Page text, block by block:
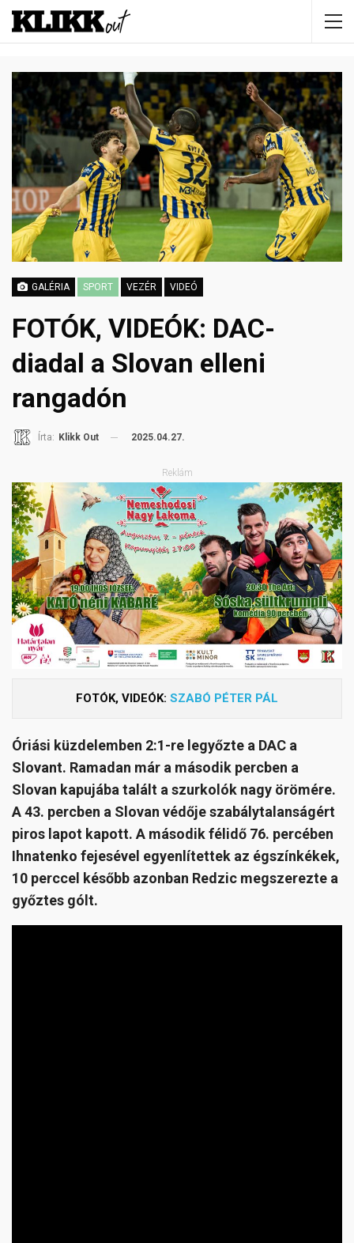
GALÉRIA SPORT VEZÉR VIDEÓ
FOTÓK, VIDEÓK: DAC-
diadal a Slovan elleni
rangadón
Írta: Klikk Out 2025.04.27.
Reklám
FOTÓK, VIDEÓK: SZABÓ PÉTER PÁL
Óriási küzdelemben 2:1-re legyőzte a DAC a
Slovant. Ramadan már a második percben a
Slovan kapujába talált a szurkolók nagy örömére.
A 43. percben a Slovan védője szabálytalanságért
piros lapot kapott. A második félidő 76. percében
Ihnatenko fejesével egyenlítettek az égszínkékek,
10 perccel később azonban Redzic megszerezte a
győztes gólt.